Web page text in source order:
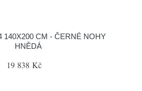
140X200 CM - ČERNÉ NOHY
HNĚDÁ
19 838 Kč